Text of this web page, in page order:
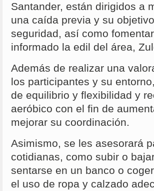
Santander, están dirigidos a
una caída previa y su
seguridad, así como
informado la edil del área,
Además de realizar una
los participantes y su
de equilibrio y flexibilidad y
aeróbico con el fin de
mejorar su coordinación.
Asimismo, se les asesorará
cotidianas, como subir o
sentarse en un banco o
el uso de ropa y calzado